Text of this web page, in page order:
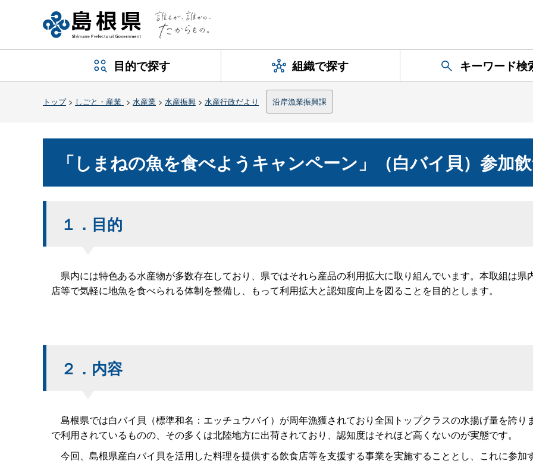
目的で探す 組織で探す キーワード検
トップ> しごと・産業 > 水産業 > 水産振興 > 水産行政だより 沿岸漁業振興課
「しまねの魚を食べようキャンペーン」（白バイ貝）参加
１．目的
県内には特色ある水産物が多数存在しており、県ではそれら産品の利用拡大に取り組んでいます。本取組は
店等で気軽に地魚を食べられる体制を整備し、もって利用拡大と認知度向上を図ることを目的とします。
２．内容
島根県では白バイ貝（標準和名：エッチュウバイ）が周年漁獲されており全国トップクラスの水揚げ量を誇
で利用されているものの、その多くは北陸地方に出荷されており、認知度はそれほど高くないのが実態です。
今回、島根県産白バイ貝を活用した料理を提供する飲食店等を支援する事業を実施することとし、これに参加